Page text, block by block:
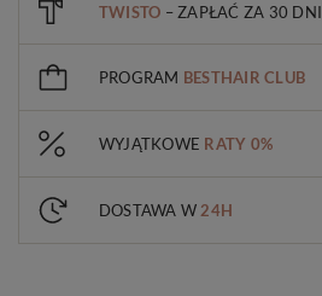
TWISTO – ZAPŁAĆ ZA 30 DNI
PROGRAM BESTHAIR CLUB
WYJĄTKOWE RATY 0%
DOSTAWA W 24H